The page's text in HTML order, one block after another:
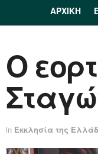
ΑΡΧΙΚΉ
Ο
in Εκκλησία της